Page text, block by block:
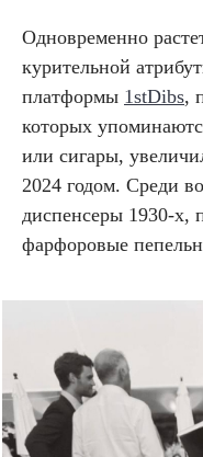
Одновременно
курительной
платформы 1stDibs,
которых
или сигары,
2024 годом. Среди
диспенсеры 1930-х,
фарфоровые